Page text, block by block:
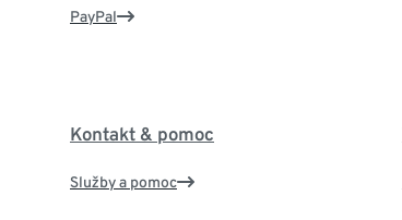
PayPal
Kontakt & pomoc
Služby a pomoc